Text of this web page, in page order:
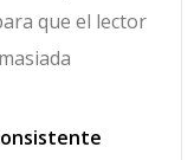
que el lector